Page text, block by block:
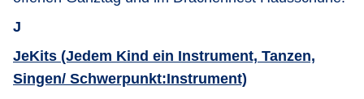
J
JeKits (Jedem Kind ein Instrument, Tanzen,
Singen/ Schwerpunkt:Instrument)